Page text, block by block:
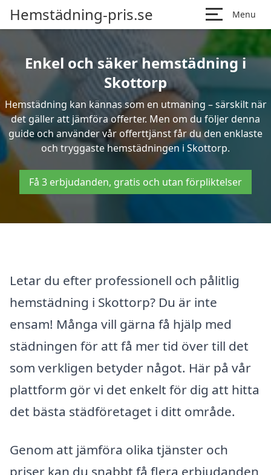
Hemstädning-pris.se Menu
Enkel och säker hemstädning i
Skottorp
Hemstädning kan kännas som en utmaning – särskilt när
det gäller att jämföra offerter. Men om du följer denna
guide och använder vår offerttjänst får du den enklaste
och tryggaste hemstädningen i Skottorp.
Få 3 erbjudanden, gratis och utan förpliktelser
Letar du efter professionell och pålitlig
hemstädning i Skottorp? Du är inte
ensam! Många vill gärna få hjälp med
städningen för att få mer tid över till det
som verkligen betyder något. Här på vår
plattform gör vi det enkelt för dig att hitta
det bästa städföretaget i ditt område.
Genom att jämföra olika tjänster och